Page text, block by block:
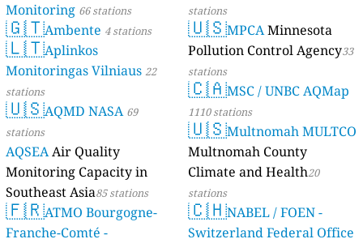
Monitoring 66 stations
🇬🇹Ambente 4 stations
🇱🇹Aplinkos
Monitoringas Vilniaus 22
stations
🇺🇸AQMD NASA 69
stations
AQSEAAir Quality
Monitoring Capacity in
Southeast Asia85 stations
🇫🇷ATMO Bourgogne-
Franche-Comté -
stations
🇺🇸MPCAMinnesota
Pollution Control Agency33
stations
🇨🇦MSC / UNBC AQMap
1110 stations
🇺🇸Multnomah MULTCO
Multnomah County
Climate and Health20
stations
🇨🇭NABEL / FOEN -
Switzerland Federal Office